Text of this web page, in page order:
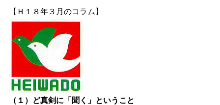
【Ｈ１８年３月のコラム】
（１）ど真剣に「聞く」ということ